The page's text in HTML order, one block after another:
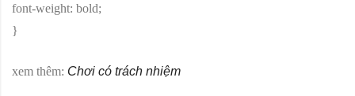
font-weight: bold;
}
xem thêm: Chơi có trách nhiệm